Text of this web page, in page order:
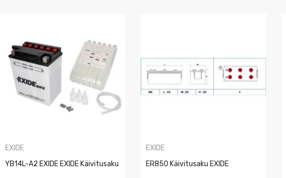
EXIDE
YB14L-A2 EXIDE EXIDE Käivitusaku
EXIDE
ER850 Käivitusaku EXIDE